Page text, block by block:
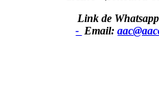
Link de
- Email: